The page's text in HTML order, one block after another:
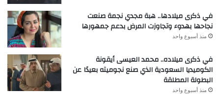
في ذكرى ميلادها.. هبة مجدي نجمة صنعت
نجاحها بهدوء وتجاوزت المرض بدعم جمهورها
منذ أسبوع واحد
في ذكرى ميلاده.. محمد العيسى أيقونة
الكوميديا السعودية الذي صنع نجوميته بعيدًا عن
البطولة المطلقة
منذ أسبوع واحد